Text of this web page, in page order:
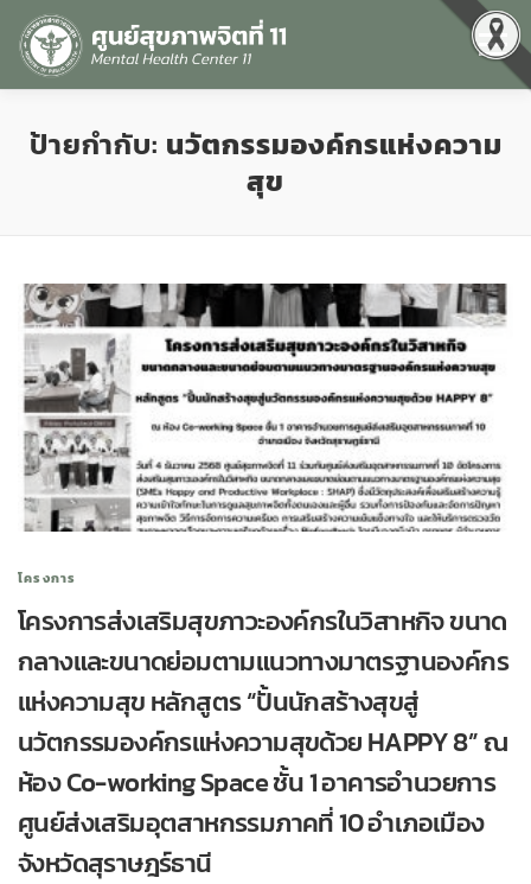
Menu
หน้าแรก เกี่ยวกับเรา คุณธรรมและความโปร่งใส
คู่มือ สำหรับบุคลากร
ป้ายกำกับ: นวัตกรรมองค์กรแห่งความ
สุข
โครงการ
โครงการส่งเสริมสุขภาวะองค์กรในวิสาหกิจ ขนาด
กลางและขนาดย่อมตามแนวทางมาตรฐานองค์กร
แห่งความสุข หลักสูตร “ปั้นนักสร้างสุขสู่
นวัตกรรมองค์กรแห่งความสุขด้วย HAPPY 8” ณ
ห้อง Co-working Space ชั้น 1 อาคารอำนวยการ
ศูนย์ส่งเสริมอุตสาหกรรมภาคที่ 10 อำเภอเมือง
จังหวัดสุราษฎร์ธานี